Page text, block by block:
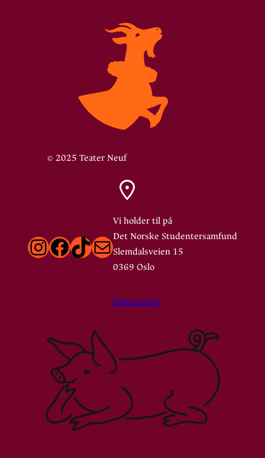
© 2025 Teater Neuf
Instagram
Facebook
TikTok
E-post
Vi holder til på
Det Norske Studentersamfund
Slemdalsveien 15
0369 Oslo
Fakturering